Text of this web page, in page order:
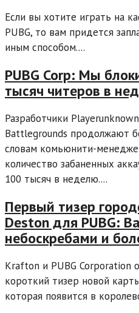
Если вы хотите играть на
PUBG, то вам придется
иным способом....
PUBG Corp: Мы
тысяч читеров в
Разработчики
Battlegrounds продолжают
словам комьюнити-
количество забаненных
100 тысяч в неделю....
Первый тизер
Deston для PUBG:
небоскребами и
Krafton и PUBG Corporation
короткий тизер новой
которая появится в